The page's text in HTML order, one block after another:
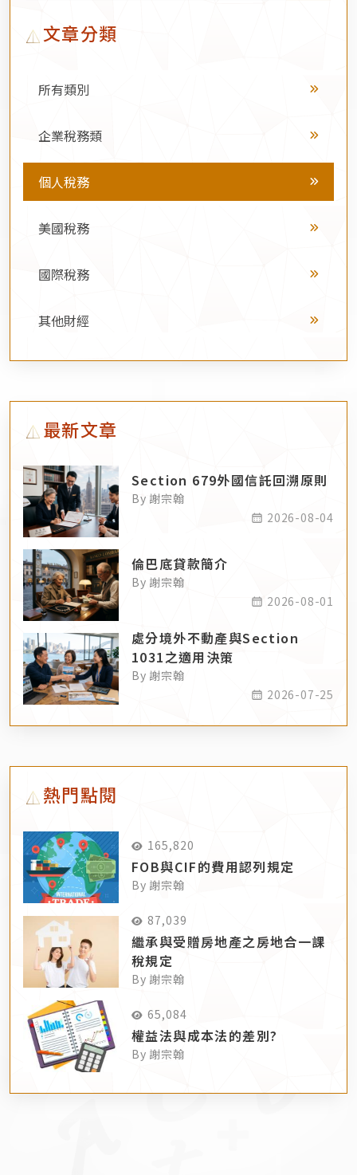
文章分類
所有類別
企業稅務類
個人稅務
美國稅務
國際稅務
其他財經
最新文章
Section 679外國信託回溯原則
By 謝宗翰
2026-08-04
倫巴底貸款簡介
By 謝宗翰
2026-08-01
處分境外不動產與Section
1031之適用決策
By 謝宗翰
2026-07-25
熱門點閱
165,820
FOB與CIF的費用認列規定
By 謝宗翰
87,039
繼承與受贈房地產之房地合一課
稅規定
By 謝宗翰
65,084
權益法與成本法的差別?
By 謝宗翰